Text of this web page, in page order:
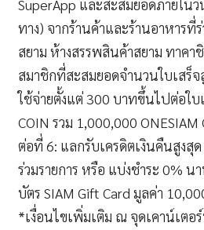
SuperApp และสะสมยอดภายใน
ทาง) จากร้านค้าและร้านอาหารที่
สยาม ห้างสรรพสินค้าสยาม ทาคา
สมาชิกที่สะสมยอดจำนวนใบเสร็
ใช้จ่ายตั้งแต่ 300 บาทขึ้นไปต่อใบ
COIN รวม 1,000,000 ONESIAM
ต่อที่ 6: แลกรับเครดิตเงินคืนสูงสุ
ร่วมรายการ หรือ แบ่งชำระ 0% น
บัตร SIAM Gift Card มูลค่า
*เงื่อนไขเพิ่มเติม ณ จุดเคาน์เต